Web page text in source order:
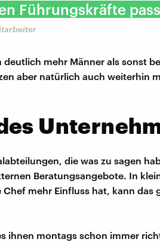
Führungskräfte
mehr Männer als sonst
aber natürlich auch weiterhin
die was zu sagen
Beratungsangebote. In
mehr Einfluss hat, kann das
ihnen montags schon immer